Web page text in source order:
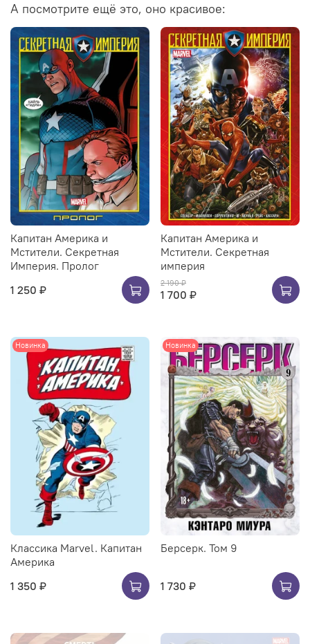
А посмотрите ещё это, оно красивое:
Капитан Америка и
Мстители. Секретная
Империя. Пролог
1 250 ₽
Капитан Америка и
Мстители. Секретная
империя
2 190 ₽
1 700 ₽
Новинка
Классика Marvel. Капитан
Америка
1 350 ₽
Новинка
Берсерк. Том 9
1 730 ₽